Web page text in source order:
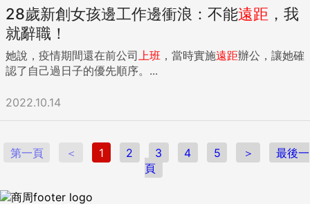
28歲新創女孩邊工作邊衝浪：不能遠距 ，我
就辭職！
她說，疫情期間還在前公司 上班 ，當時實施遠距辦公，讓她確
認了自己過日子的優先順序。...
2022.10.14
第一頁 ＜ 1 2 3 4 5 ＞
最後一
頁